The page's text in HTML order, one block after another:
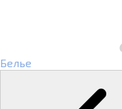
Белье